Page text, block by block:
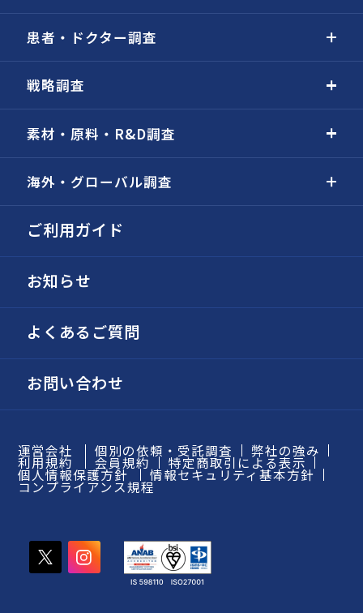
患者・ドクター調査
戦略調査
素材・原料・R&D調査
海外・グローバル調査
ご利用ガイド
お知らせ
よくあるご質問
お問い合わせ
運営会社 個別の依頼・受託調査 弊社の強み
利用規約 会員規約 特定商取引による表示
個人情報保護方針 情報セキュリティ基本方針
コンプライアンス規程